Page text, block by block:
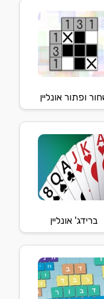
ופתור אונליין
ברידג' אונליין